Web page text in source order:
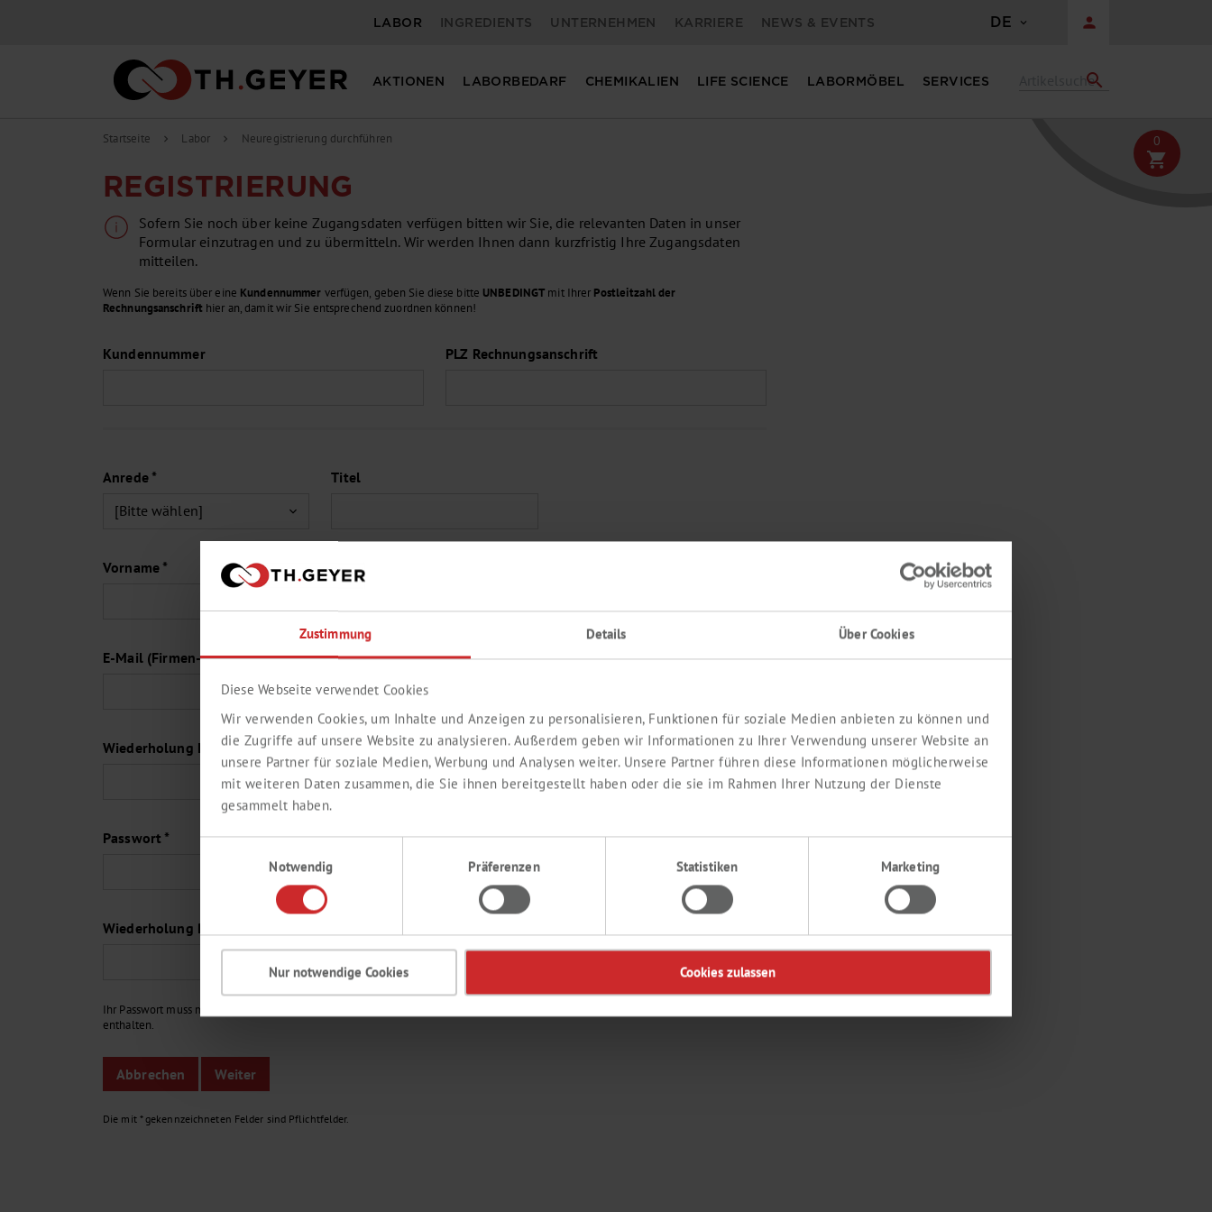
Zustimmung Details Über Cookies
Diese Webseite verwendet Cookies
Wir verwenden Cookies, um Inhalte und Anzeigen zu personalisieren, Funktionen für soziale Medien anbieten zu können und
die Zugriffe auf unsere Website zu analysieren. Außerdem geben wir Informationen zu Ihrer Verwendung unserer Website an
unsere Partner für soziale Medien, Werbung und Analysen weiter. Unsere Partner führen diese Informationen möglicherweise
mit weiteren Daten zusammen, die Sie ihnen bereitgestellt haben oder die sie im Rahmen Ihrer Nutzung der Dienste
gesammelt haben.
Notwendig
Präferenzen Statistiken Marketing
Nur notwendige Cookies Cookies zulassen
LABOR INGREDIENTS UNTERNEHMEN KARRIERE NEWS & EVENTS DE person
AKTIONEN LABORBEDARF CHEMIKALIEN LIFE SCIENCE LABORMÖBEL SERVICES search
0
shopping_cart
Startseite chevron_right Labor chevron_right Neuregistrierung durchführen
REGISTRIERUNG
Sofern Sie noch über keine Zugangsdaten verfügen bitten wir Sie, die relevanten Daten in unser
Formular einzutragen und zu übermitteln. Wir werden Ihnen dann kurzfristig Ihre Zugangsdaten
mitteilen.
Wenn Sie bereits über eine Kundennummer verfügen, geben Sie diese bitte UNBEDINGT mit Ihrer Postleitzahl der
Rechnungsanschrift hier an, damit wir Sie entsprechend zuordnen können!
Kundennummer PLZ Rechnungsanschrift
Anrede * Titel
Vorname *
E-Mail (Firmen-Adresse) *
Wiederholung E-Mail *
Passwort *
Wiederholung Passwort *
Ihr Passwort muss min. aus 6 Zeichen bestehen und Buchstaben sowie Ziffern enthalten. Das Passwort darf nicht die Email-Adresse
enthalten.
Die mit * gekennzeichneten Felder sind Pflichtfelder.